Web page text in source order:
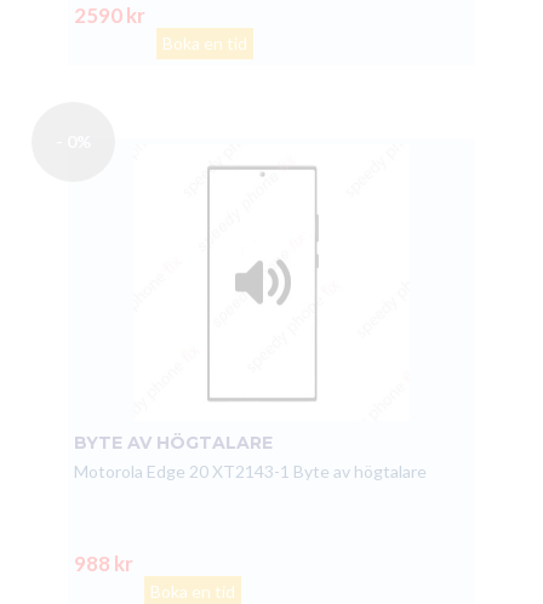
2590 kr
Boka en tid
BYTE AV HÖGTALARE
Motorola Edge 20 XT2143-1 Byte av högtalare
988 kr
Boka en tid